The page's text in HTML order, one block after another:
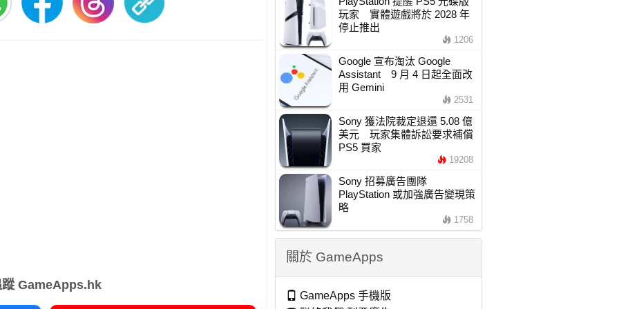
蹤 GameApps.hk
玩家 實體遊戲將於 2028 年
停止推出
1206
Google 宣布淘汰 Google
Assistant 9 月 4 日起全面改
用 Gemini
2531
Sony 獲法院裁定退還 5.08 億
美元 玩家集體訴訟要求補償
PS5 買家
19208
Sony 招募廣告團隊
PlayStation 或加強廣告變現策
略
1758
關於 GameApps
GameApps 手機版